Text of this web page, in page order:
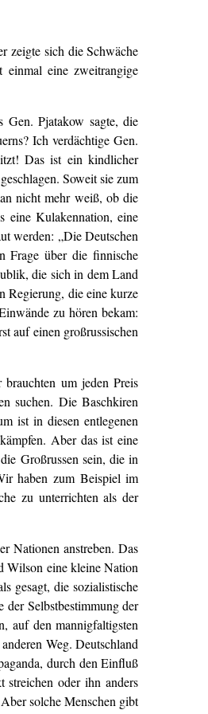
zeigte sich die Schwäche
einmal eine zweitrangige
Gen. Pjatakow sagte, die
Ich verdächtige Gen.
Das ist ein kindlicher
Soweit sie zum
nicht mehr weiß, ob die
eine Kulakennation, eine
werden: „Die Deutschen
Frage über die finnische
die sich in dem Land
Regierung, die eine kurze
zu hören bekam:
auf einen großrussischen
um jeden Preis
suchen. Die Baschkiren
ist in diesen entlegenen
Aber das ist eine
Großrussen sein, die in
haben zum Beispiel im
zu unterrichten als der
Nationen anstreben. Das
Wilson eine kleine Nation
gesagt, die sozialistische
Selbstbestimmung der
auf den mannigfaltigsten
Weg. Deutschland
durch den Einfluß
oder ihn anders
solche Menschen gibt